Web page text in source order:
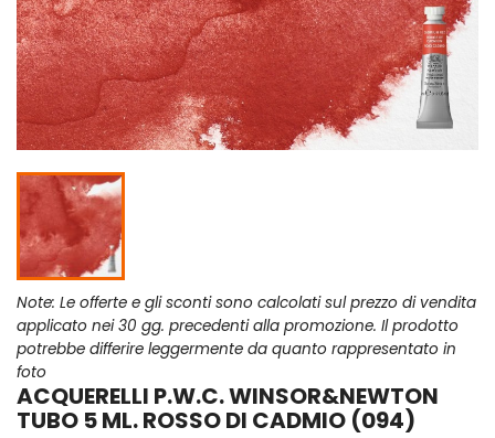
Note: Le offerte e gli sconti sono calcolati sul prezzo di vendita
applicato nei 30 gg. precedenti alla promozione. Il prodotto
potrebbe differire leggermente da quanto rappresentato in
foto
ACQUERELLI P.W.C. WINSOR&NEWTON
TUBO 5 ML. ROSSO DI CADMIO (094)